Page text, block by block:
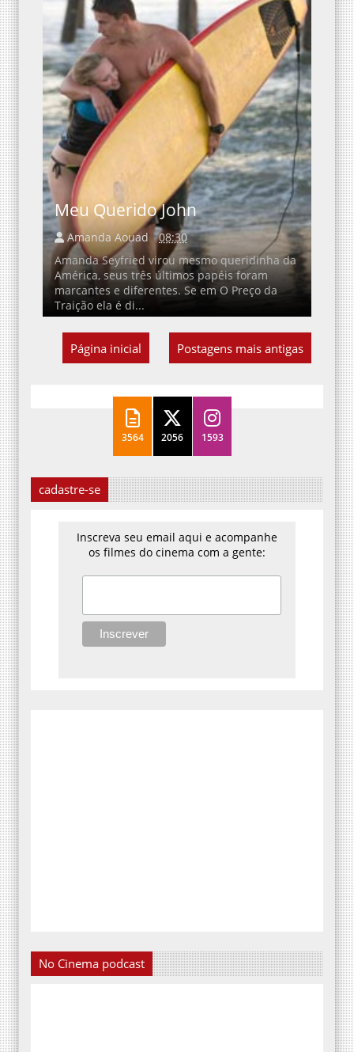
Meu Querido John
Amanda Aouad
08:30
Amanda Seyfried virou mesmo queridinha da
América, seus três últimos papéis foram
marcantes e diferentes. Se em O Preço da
Traição ela é di...
Postagens mais antigas
Página inicial
3564 2056 1593
cadastre-se
Inscreva seu email aqui e acompanhe
os filmes do cinema com a gente:
No Cinema podcast